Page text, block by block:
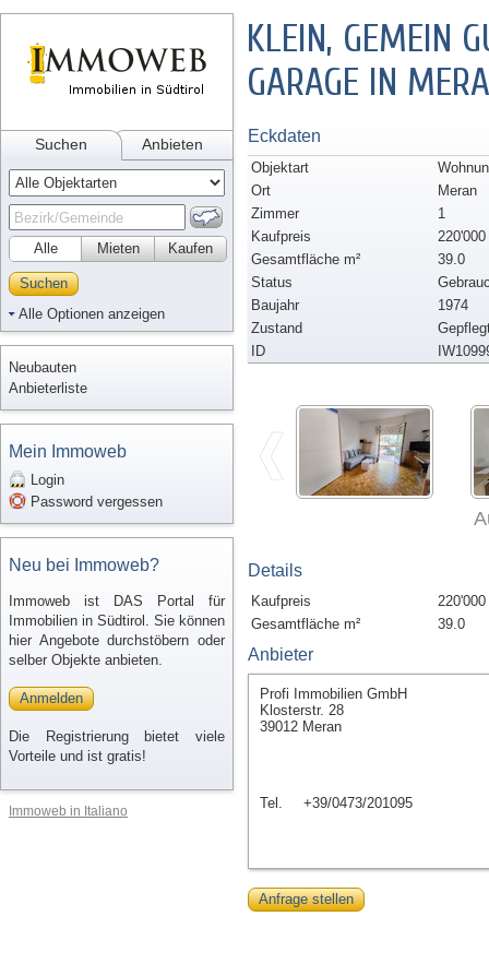
Suchen Anbieten
Alle Kaufen
Mieten
Suchen
Alle Optionen anzeigen
Neubauten
Anbieterliste
Mein Immoweb
Login
Password vergessen
Neu bei Immoweb?
Immoweb ist DAS Portal für
Immobilien in Südtirol. Sie können
hier Angebote durchstöbern oder
selber Objekte anbieten.
Anmelden
Die Registrierung bietet viele
Vorteile und ist gratis!
Immoweb in Italiano
KLEIN, GEMEIN
GARAGE IN
Eckdaten
Objektart
Ort
Meran
Zimmer
1
Kaufpreis
220'000
Gesamtfläche m²
39.0
Status
Baujahr
1974
Zustand
ID
Details
Kaufpreis
220'000
Gesamtfläche m²
39.0
Anbieter
Profi Immobilien GmbH
Klosterstr. 28
39012 Meran
Tel. +39/0473/201095
Anfrage stellen